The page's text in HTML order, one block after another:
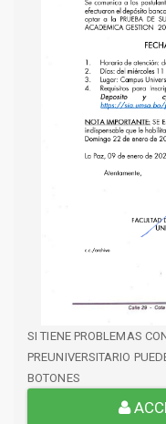
SI TIENE PROBLEMAS
PREUNIVERSITARIO
BOTONES